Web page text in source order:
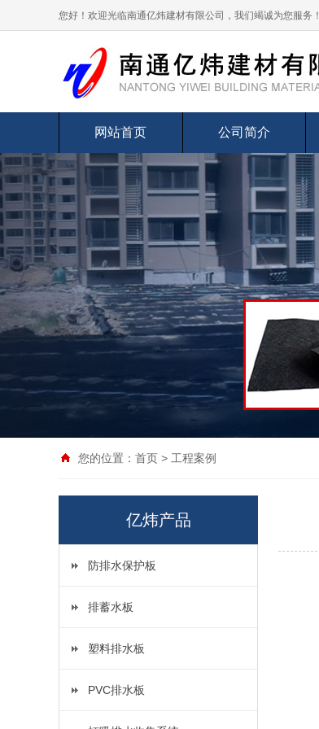
您好！欢迎光临南通亿炜建材有限公司，我们竭诚为您服务！
网站首页 公司简介
您的位置： 首页 > 工程案例
亿炜产品
防排水保护板
排蓄水板
塑料排水板
PVC排水板